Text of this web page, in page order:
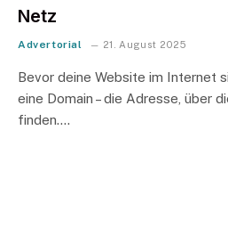
Netz
Advertorial 21. August 2025
Bevor deine Website im Internet
eine Domain – die Adresse, über
finden.…